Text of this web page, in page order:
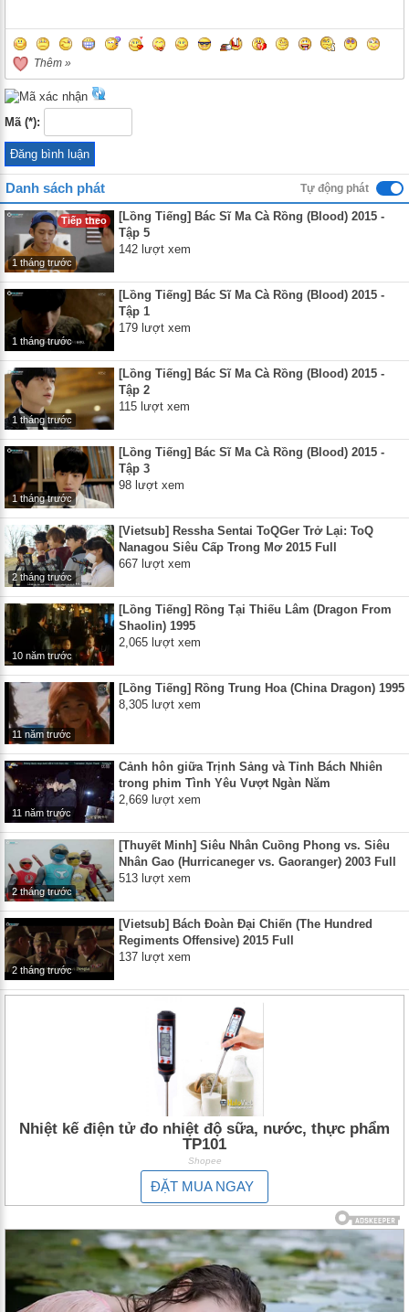
Thêm »
Mã (*):
Danh sách phát Tự động phát
Tiếp theo
1 tháng trước
[Lồng Tiếng] Bác Sĩ Ma Cà Rồng (Blood) 2015 -
Tập 5
142 lượt xem
1 tháng trước
[Lồng Tiếng] Bác Sĩ Ma Cà Rồng (Blood) 2015 -
Tập 1
179 lượt xem
1 tháng trước
[Lồng Tiếng] Bác Sĩ Ma Cà Rồng (Blood) 2015 -
Tập 2
115 lượt xem
1 tháng trước
[Lồng Tiếng] Bác Sĩ Ma Cà Rồng (Blood) 2015 -
Tập 3
98 lượt xem
2 tháng trước
[Vietsub] Ressha Sentai ToQGer Trở Lại: ToQ
Nanagou Siêu Cấp Trong Mơ 2015 Full
667 lượt xem
10 năm trước
[Lồng Tiếng] Rồng Tại Thiếu Lâm (Dragon From
Shaolin) 1995
2,065 lượt xem
11 năm trước
[Lồng Tiếng] Rồng Trung Hoa (China Dragon) 1995
8,305 lượt xem
11 năm trước
Cảnh hôn giữa Trịnh Sảng và Tỉnh Bách Nhiên
trong phim Tình Yêu Vượt Ngàn Năm
2,669 lượt xem
2 tháng trước
[Thuyết Minh] Siêu Nhân Cuồng Phong vs. Siêu
Nhân Gao (Hurricaneger vs. Gaoranger) 2003 Full
513 lượt xem
2 tháng trước
[Vietsub] Bách Đoàn Đại Chiến (The Hundred
Regiments Offensive) 2015 Full
137 lượt xem
Nhiệt kế điện tử đo nhiệt độ sữa, nước, thực phẩm
TP101
Shopee
ĐẶT MUA NGAY